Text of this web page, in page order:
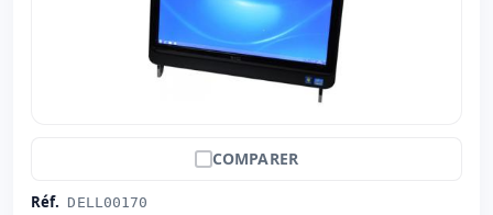
COMPARER
Réf. DELL00170